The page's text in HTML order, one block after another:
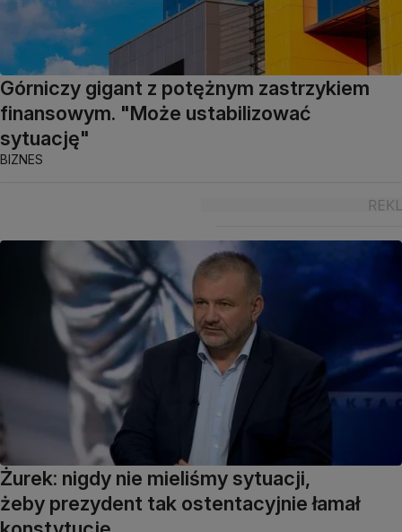
Górniczy gigant z potężnym zastrzykiem
finansowym. "Może ustabilizować
sytuację"
BIZNES
Żurek: nigdy nie mieliśmy sytuacji,
żeby prezydent tak ostentacyjnie łamał